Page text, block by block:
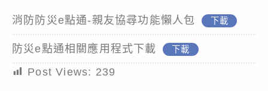
消防防災e點通-親友協尋功能懶人包 下載
防災e點通相關應用程式下載 下載
Post Views: 239